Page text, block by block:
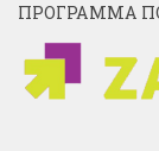
ПРОГРАММА